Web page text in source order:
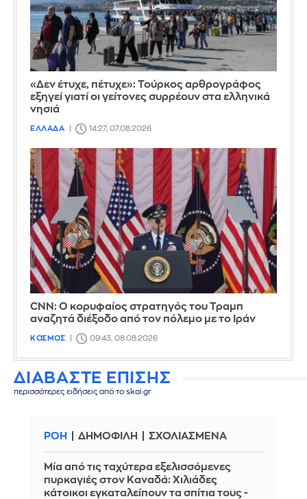
«Δεν έτυχε, πέτυχε»: Τούρκος αρθρογράφος
εξηγεί γιατί οι γείτονες συρρέουν στα ελληνικά
νησιά
ΕΛΛΑΔΑ 14:27, 07.08.2026
CNN: Ο κορυφαίος στρατηγός του Τραμπ
αναζητά διέξοδο από τον πόλεμο με το Ιράν
ΚΟΣΜΟΣ 09:43, 08.08.2026
ΔΙΑΒΑΣΤΕ ΕΠΙΣΗΣ
περισσότερες ειδήσεις από το skai.gr
ΡΟΗ ΔΗΜΟΦΙΛΗ ΣΧΟΛΙΑΣΜΕΝΑ
Μία από τις ταχύτερα εξελισσόμενες
πυρκαγιές στον Καναδά: Χιλιάδες
κάτοικοι εγκαταλείπουν τα σπίτια τους -